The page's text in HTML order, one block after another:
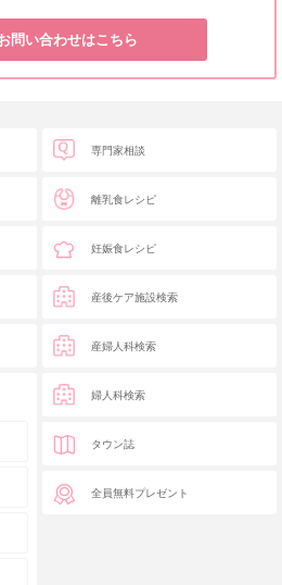
問い合わせはこちら
専門家相談
離乳食レシピ
妊娠食レシピ
産後ケア施設検索
産婦人科検索
婦人科検索
タウン誌
全員無料プレゼント